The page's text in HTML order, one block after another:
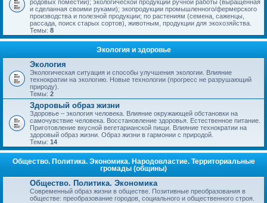
родовых поместий); экологической продукции ручной работы (выращенная
и сделанная своими руками); экопродукции промышленного/фермерского
производства и полезной продукции; по растениям (семена, саженцы,
рассада, поиск старых сортов), животным, продукции для экохозяйства.
Темы: 8
Экология и здоровье
Экология
Экологическая ситуация и способы улучшения экологии. Влияние
технократии на экологию. Новые технологии (прогресс не разрушающий
природу).
Темы: 2
Здоровый образ жизни
Здоровье – экология человека. Влияние окружающей обстановки на
самочувствие человека. Восстановление здоровья. Естественное питание.
Приготовление вкусной вегетарианской пищи. Влияние технократии на
здоровый образ жизни. Образ жизни в гармонии с природой.
Темы: 14
Общество. Политика. Экономика. Народовластие. Территориальные
громады (общины)
Общество. Политика. Экономика
Современный образ жизни в обществе. Позитивные преобразования в
обществе: преобразование городов, социального и общественного строя.